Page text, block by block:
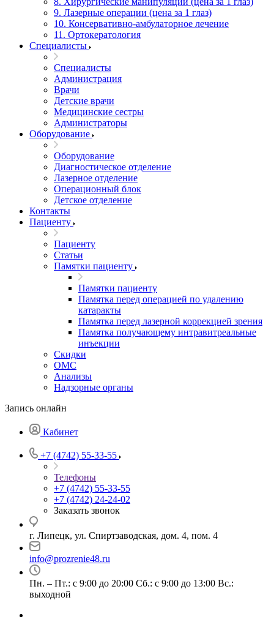
9. Лазерные операции (цена за 1 глаз)
10. Консервативно-амбулаторное лечение
11. Ортокератология
Специалисты
Специалисты
Администрация
Врачи
Детские врачи
Медицинские сестры
Администраторы
Оборудование
Оборудование
Диагностическое отделение
Лазерное отделение
Операционный блок
Детское отделение
Контакты
Пациенту
Пациенту
Статьи
Памятки пациенту
Памятки пациенту
Памятка перед операцией по удалению
катаракты
Памятка перед лазерной коррекцией зрения
Памятка получающему интравитреальные
инъекции
Скидки
ОМС
Анализы
Надзорные органы
Запись онлайн
Кабинет
+7 (4742) 55-33-55
Телефоны
+7 (4742) 55-33-55
+7 (4742) 24-24-02
Заказать звонок
г. Липецк, ул. Спиртзаводская, дом. 4, пом. 4
info@prozrenie48.ru
Пн. – Пт.: с 9:00 до 20:00 Сб.: с 9:00 до 13:00 Вс.:
выходной